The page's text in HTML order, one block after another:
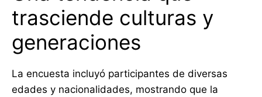
trasciende culturas y
generaciones
La encuesta incluyó participantes de diversas
edades y nacionalidades, mostrando que la